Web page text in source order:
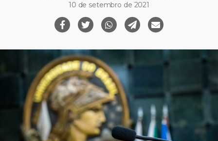
10 de setembro de 2021